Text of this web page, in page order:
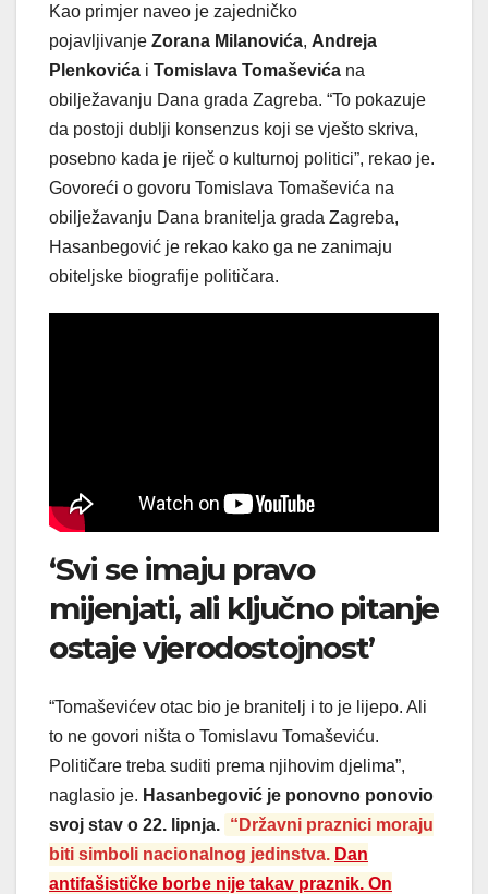
Kao primjer naveo je zajedničko
pojavljivanje Zorana Milanovića, Andreja
Plenkovića i Tomislava Tomaševića na
obilježavanju Dana grada Zagreba. “To pokazuje
da postoji dublji konsenzus koji se vješto skriva,
posebno kada je riječ o kulturnoj politici”, rekao je.
Govoreći o govoru Tomislava Tomaševića na
obilježavanju Dana branitelja grada Zagreba,
Hasanbegović je rekao kako ga ne zanimaju
obiteljske biografije političara.
‘Svi se imaju pravo
mijenjati, ali ključno pitanje
ostaje vjerodostojnost’
“Tomaševićev otac bio je branitelj i to je lijepo. Ali
to ne govori ništa o Tomislavu Tomaševiću.
Političare treba suditi prema njihovim djelima”,
naglasio je. Hasanbegović je ponovno ponovio
svoj stav o 22. lipnja. “Državni praznici moraju
biti simboli nacionalnog jedinstva. Dan
antifašističke borbe nije takav praznik. On